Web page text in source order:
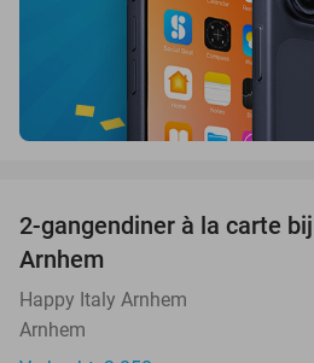
2-gangendiner à la carte
Arnhem
Happy Italy Arnhem
Arnhem